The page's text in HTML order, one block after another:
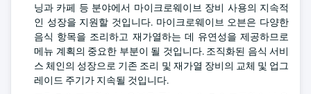
닝과 카페 등 분야에서 마이크로웨이브 장비 사용의 지속적
인 성장을 지원할 것입니다. 마이크로웨이브 오븐은 다양한
음식 항목을 조리하고 재가열하는 데 유연성을 제공하므로
메뉴 계획의 중요한 부분이 될 것입니다. 조직화된 음식 서비
스 체인의 성장으로 기존 조리 및 재가열 장비의 교체 및 업그
레이드 주기가 지속될 것입니다.